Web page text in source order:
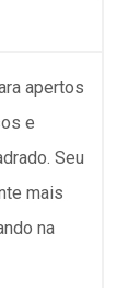
apertos
e
Seu
mais
na